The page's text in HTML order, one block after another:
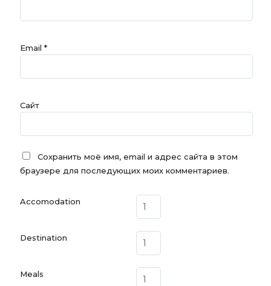
Email *
Сайт
Сохранить моё имя, email и адрес сайта в этом
браузере для последующих моих комментариев.
Accomodation
Destination
Meals